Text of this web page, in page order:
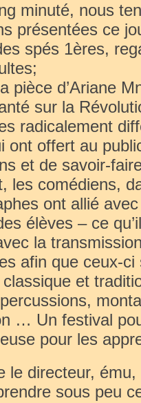
minuté, nous
présentées ce
spés 1ères,
pièce d’Ariane
sur la
radicalement
ont offert au
et de savoir-
les comédiens,
ont allié
élèves – ce
la
afin que ceux-ci
et
… Un festival
pour les
le directeur, ému,
sous peu